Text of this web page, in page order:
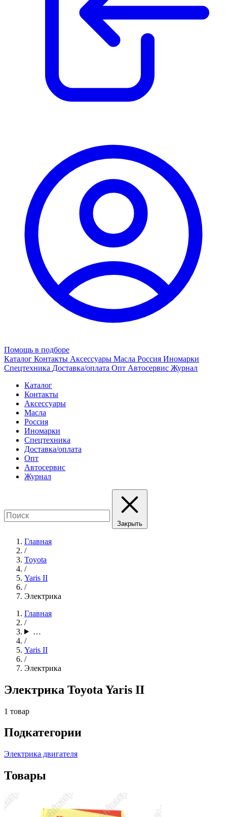
Помощь в подборе
Каталог Контакты Аксессуары Масла Россия Иномарки
Спецтехника Доставка/оплата Опт Автосервис Журнал
Каталог
Контакты
Аксессуары
Масла
Россия
Иномарки
Спецтехника
Доставка/оплата
Опт
Автосервис
Журнал
Закрыть
Главная
/
Toyota
/
Yaris II
/
Электрика
Главная
/
…
/
Yaris II
/
Электрика
Электрика Toyota Yaris II
1 товар
Подкатегории
Электрика двигателя
Товары